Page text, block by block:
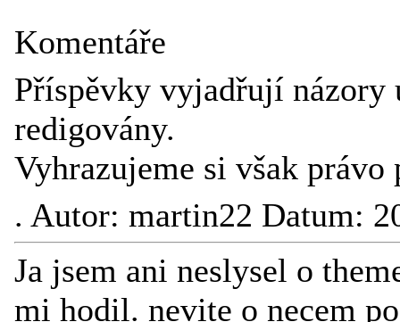
Komentáře
Příspěvky vyjadřují názory
redigovány.
Vyhrazujeme si však
. Autor: martin22 Datum:
Ja jsem ani neslysel o
mi hodil. nevite o necem